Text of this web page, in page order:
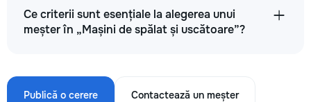
Ce criterii sunt esențiale la alegerea unui
meșter în „Mașini de spălat și uscătoare”?
Publică o cerere Contactează un meșter